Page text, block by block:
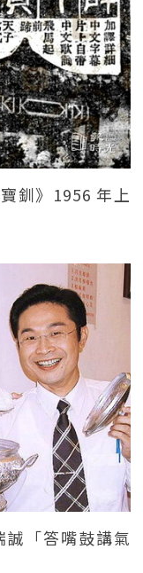
釧》1956 年上
「答嘴鼓講氣